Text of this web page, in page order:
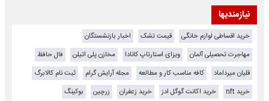
نیازمندیها
خرید اقساطی لوازم خانگی قیمت تشک
اخبار بازنشستگان
مهاجرت تحصیلی آلمان
ویزای استارتاپ کانادا مخازن پلی اتیلن
فال حافظ
قلیان میرداماد
کافه مناسب کار و مطالعه مجله آرایش گرام
ثبت نام کالابرگ
خرید nft
خرید اکانت گوگل ادز خرید زعفران زرچین
بوکینگ